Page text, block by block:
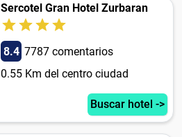
Sercotel Gran Hotel Zurbaran
8.4 7787 comentarios
0.55 Km del centro ciudad
Buscar hotel ->